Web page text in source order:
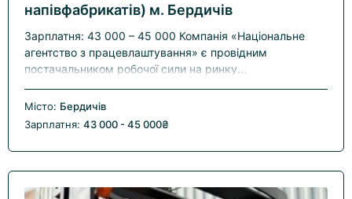
напівфабрикатів) м. Бердичів
Зарплатня: 43 000 – 45 000 Компанія «Національне
агентство з працевлаштування» є провідним
постачальником робочої сили на ринку...
Місто: Бердичів
Зарплатня: 43 000 - 45 000₴